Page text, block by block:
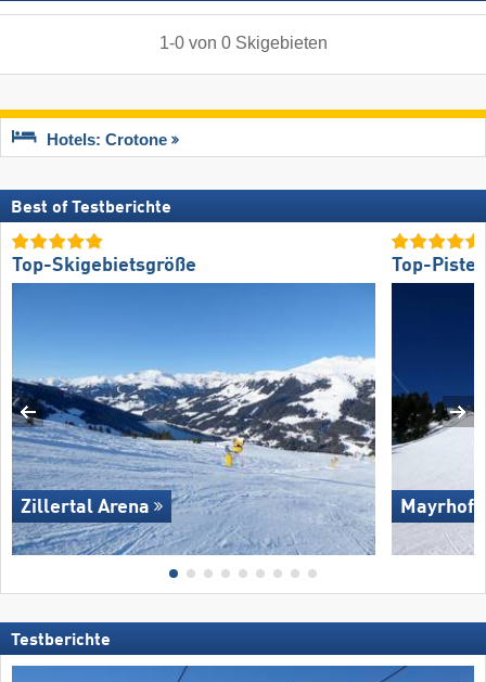
1-0von 0 Skigebieten
Hotels: Crotone
Best of Testberichte
Top-Skigebietsgröße
Zillertal Arena
Top-
Testberichte